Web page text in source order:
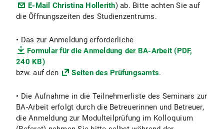
E-Mail Christina Hollerith) ab. Bitte achten Sie auf
die Öffnungszeiten des Studienzentrums.
• Das zur Anmeldung erforderliche
Formular für die Anmeldung der BA-Arbeit (PDF,
240 KB)
bzw. auf den
Seiten des Prüfungsamts.
• Die Aufnahme in die Teilnehmerliste des Seminars zur
BA-Arbeit erfolgt durch die Betreuerinnen und Betreuer,
die Anmeldung zur Modulteilprüfung im Kolloquium